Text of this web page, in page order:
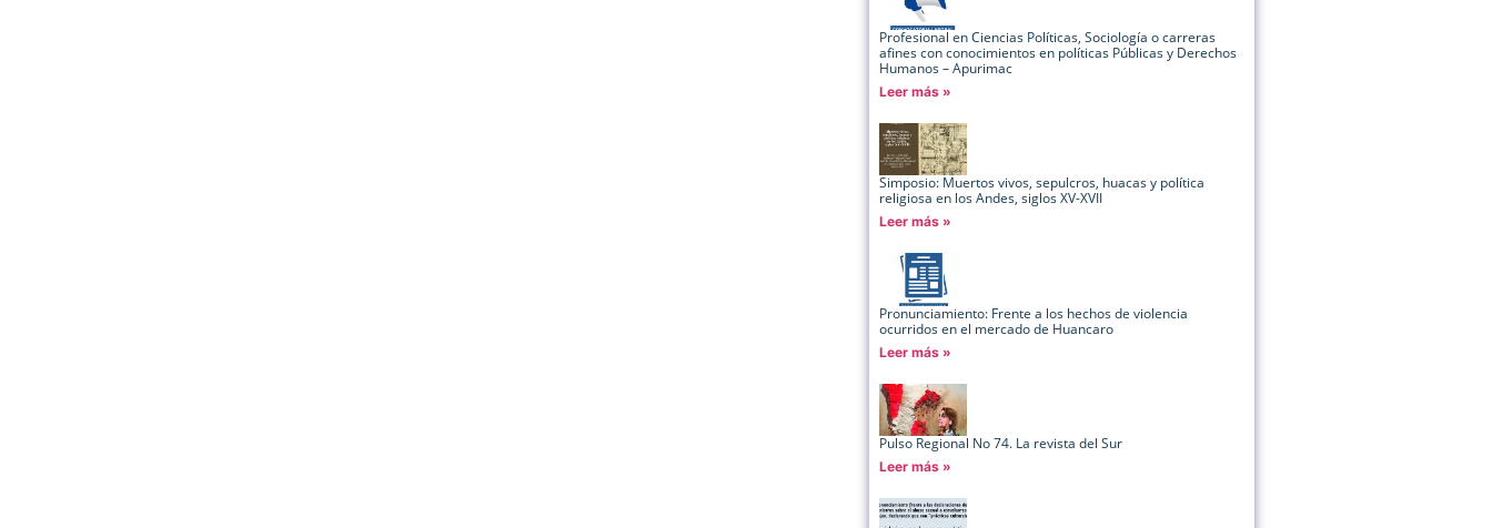
Profesional en Ciencias Políticas, Sociología o carreras
afines con conocimientos en políticas Públicas y Derechos
Humanos – Apurimac
Leer más »
Simposio: Muertos vivos, sepulcros, huacas y política
religiosa en los Andes, siglos XV-XVII
Leer más »
Pronunciamiento: Frente a los hechos de violencia
ocurridos en el mercado de Huancaro
Leer más »
Pulso Regional No 74. La revista del Sur
Leer más »